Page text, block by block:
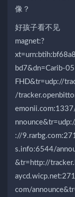
像？
好孩子看不见
magnet:?
bd7&dn=Carib-
FHD&tr=udp://
/
://
s.info:6544/
&tr=http://
com/